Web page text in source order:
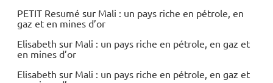
PETIT Resumé sur Mali : un pays riche en pétrole, en
gaz et en mines d’or
Elisabeth sur Mali : un pays riche en pétrole, en gaz et
en mines d’or
Elisabeth sur Mali : un pays riche en pétrole, en gaz et